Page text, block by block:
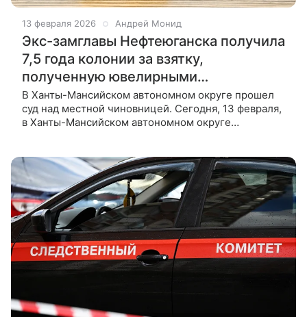
13 февраля 2026 Андрей Монид
Экс-замглавы Нефтеюганска получила
7,5 года колонии за взятку,
полученную ювелирными
украшениями: что известно
В Ханты-Мансийском автономном округе прошел
суд над местной чиновницей. Сегодня, 13 февраля,
в Ханты-Мансийском автономном округе